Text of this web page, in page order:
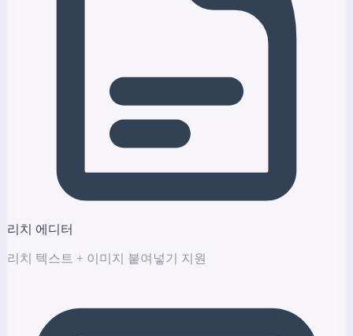
리치 에디터
리치 텍스트 + 이미지 붙여넣기 지원